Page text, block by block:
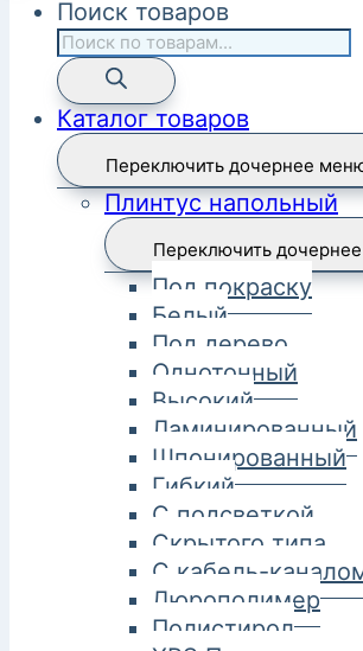
Поиск товаров
Каталог товаров
Переключить дочернее
Плинтус напольный
Переключить
Под покраску
Белый
Под дерево
Однотонный
Высокий
Ламинированный
Шпонированный
Гибкий
С подсветкой
Скрытого типа
С кабель-
Дюрополимер
Полистирол